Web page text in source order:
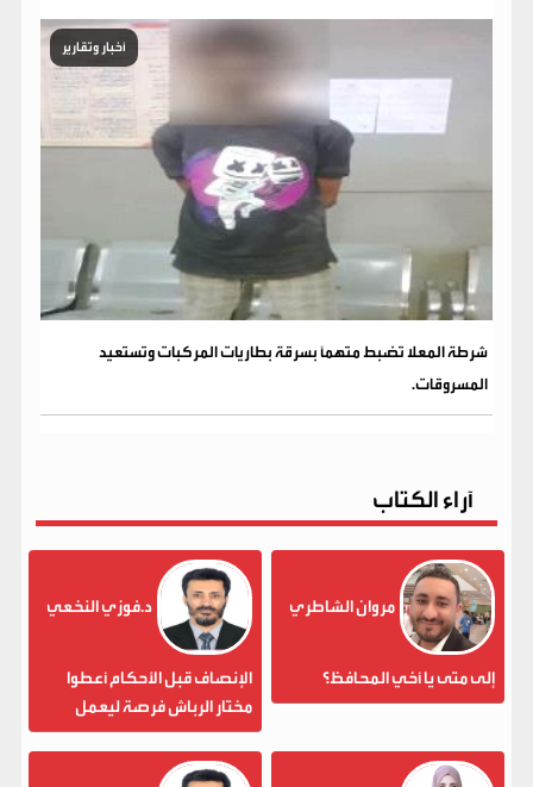
أخبار وتقارير
شرطة المعلا تضبط متهماً بسرقة بطاريات المركبات وتستعيد
المسروقات.
آراء الكتاب
مروان الشاطري
إلى متى يا أخي المحافظ؟
د.فوزي النخعي
الإنصاف قبل الأحكام أعطوا
مختار الرباش فرصة ليعمل